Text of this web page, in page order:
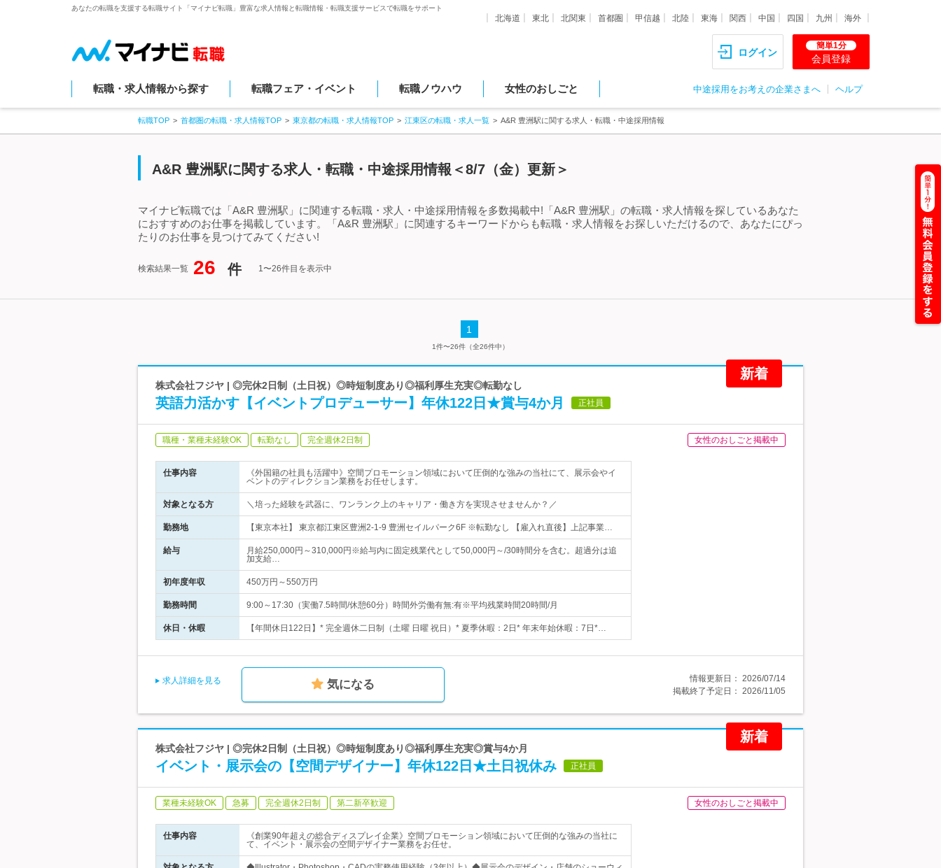
あなたの転職を支援する転職サイト「マイナビ転職」豊富な求人情報と転職情報・転職支援サービスで転職をサポート
北海道 東北 北関東 首都圏 甲信越 北陸 東海 関西 中国 四国 九州 海外
ログイン
簡単1分
会員登録
転職・求人情報から探す 転職フェア・イベント 転職ノウハウ 女性のおしごと 中途採用をお考えの企業さまへ ヘルプ
転職TOP 首都圏の転職・求人情報TOP 東京都の転職・求人情報TOP 江東区の転職・求人一覧 A&R 豊洲駅に関する求人・転職・中途採用情報
A&R 豊洲駅に関する求人・転職・中途採用情報＜8/7（金）更新＞
マイナビ転職では「A&R 豊洲駅」に関連する転職・求人・中途採用情報を多数掲載中!「A&R 豊洲駅」の転職・求人情報を探しているあなた
におすすめのお仕事を掲載しています。「A&R 豊洲駅」に関連するキーワードからも転職・求人情報をお探しいただけるので、あなたにぴっ
たりのお仕事を見つけてみてください!
検索結果一覧 26 件 1〜26件目を表示中
1
1件〜26件（全26件中）
新着
株式会社フジヤ | ◎完休2日制（土日祝）◎時短制度あり◎福利厚生充実◎転勤なし
英語力活かす【イベントプロデューサー】年休122日★賞与4か月 正社員
職種・業種未経験OK 転勤なし 完全週休2日制 女性のおしごと掲載中
仕事内容
《外国籍の社員も活躍中》空間プロモーション領域において圧倒的な強みの当社にて、展示会やイ
ベントのディレクション業務をお任せします。
対象となる方 ＼培った経験を武器に、ワンランク上のキャリア・働き方を実現させませんか？／
勤務地 【東京本社】 東京都江東区豊洲2-1-9 豊洲セイルパーク6F ※転勤なし 【雇入れ直後】上記事業…
給与
月給250,000円～310,000円※給与内に固定残業代として50,000円～/30時間分を含む。超過分は追
加支給…
初年度年収 450万円～550万円
勤務時間 9:00～17:30（実働7.5時間/休憩60分）時間外労働有無:有※平均残業時間20時間/月
休日・休暇 【年間休日122日】* 完全週休二日制（土曜 日曜 祝日）* 夏季休暇：2日* 年末年始休暇：7日*…
求人詳細を見る 気になる 情報更新日： 2026/07/14
掲載終了予定日： 2026/11/05
新着
株式会社フジヤ | ◎完休2日制（土日祝）◎時短制度あり◎福利厚生充実◎賞与4か月
イベント・展示会の【空間デザイナー】年休122日★土日祝休み 正社員
業種未経験OK 急募 完全週休2日制 第二新卒歓迎 女性のおしごと掲載中
仕事内容
《創業90年超えの総合ディスプレイ企業》空間プロモーション領域において圧倒的な強みの当社に
て、イベント・展示会の空間デザイナー業務をお任せ。